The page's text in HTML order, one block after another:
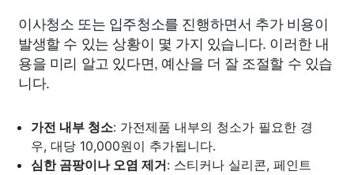
이사청소 또는 입주청소를 진행하면서 추가 비용이
발생할 수 있는 상황이 몇 가지 있습니다. 이러한 내
용을 미리 알고 있다면, 예산을 더 잘 조절할 수 있습
니다.
가전 내부 청소: 가전제품 내부의 청소가 필요한 경
우, 대당 10,000원이 추가됩니다.
심한 곰팡이나 오염 제거: 스티커나 실리콘, 페인트